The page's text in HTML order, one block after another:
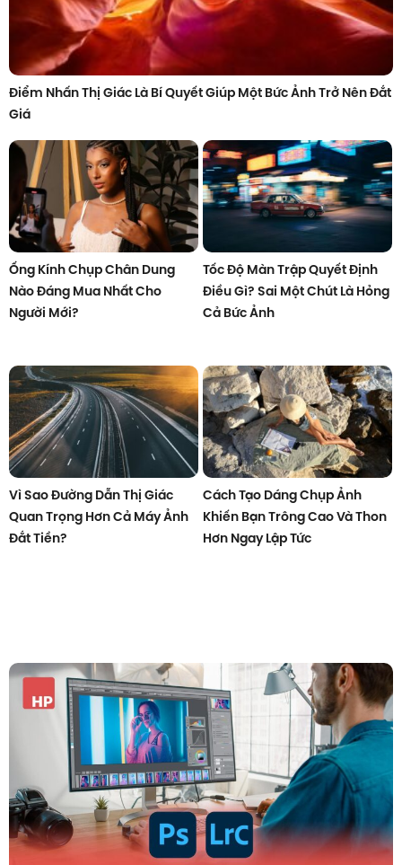
Điểm Nhấn Thị Giác Là Bí Quyết Giúp Một Bức Ảnh Trở Nên Đắt
Giá
Ống Kính Chụp Chân Dung
Nào Đáng Mua Nhất Cho
Người Mới?
Tốc Độ Màn Trập Quyết Định
Điều Gì? Sai Một Chút Là Hỏng
Cả Bức Ảnh
Vì Sao Đường Dẫn Thị Giác
Quan Trọng Hơn Cả Máy Ảnh
Đắt Tiền?
Cách Tạo Dáng Chụp Ảnh
Khiến Bạn Trông Cao Và Thon
Hơn Ngay Lập Tức